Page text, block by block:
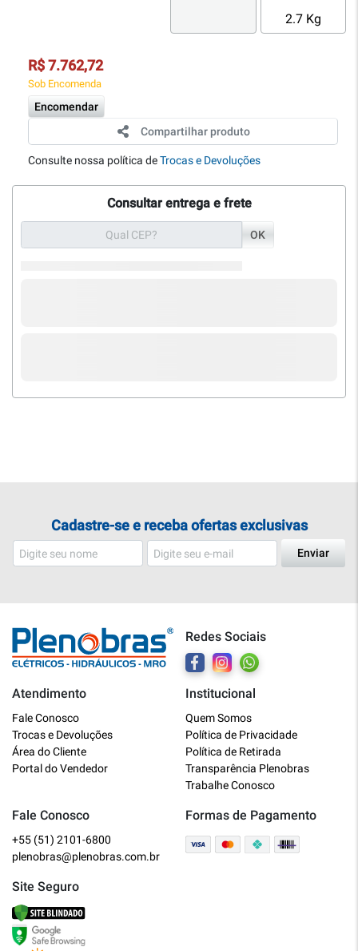
2.7 Kg
R$ 7.762,72
Sob Encomenda
Encomendar
Compartilhar produto
Consulte nossa política deTrocas e Devoluções
Consultar entrega e frete
OK
Cadastre-se e receba ofertas exclusivas
Enviar
Redes Sociais
Atendimento
Fale Conosco
Trocas e Devoluções
Área do Cliente
Portal do Vendedor
Institucional
Quem Somos
Política de Privacidade
Política de Retirada
Transparência Plenobras
Trabalhe Conosco
Fale Conosco
+55 (51) 2101-6800
plenobras@plenobras.com.br
Formas de Pagamento
Site Seguro
Online
Bem vindo a Plenobras! Aqui você
encontra toda a linha de materiais
O que você deseja?
Dúvidas técnicas sobre produtos